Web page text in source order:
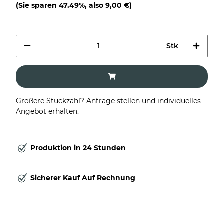
(Sie sparen 47.49%, also 9,00 €)
Stk
Größere Stückzahl? Anfrage stellen und individuelles
Angebot erhalten.
Produktion in 24 Stunden
Sicherer Kauf Auf Rechnung